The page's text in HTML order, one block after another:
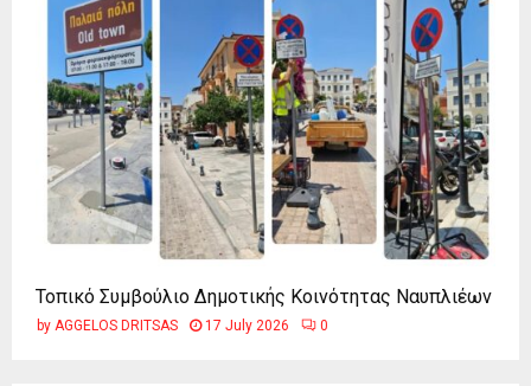
Τοπικό Συμβούλιο Δημοτικής Κοινότητας Ναυπλιέων
by AGGELOS DRITSAS 17 July 2026 0